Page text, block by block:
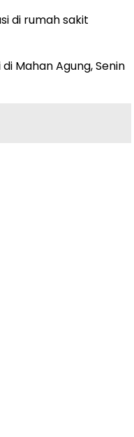
di rumah sakit
Mahan Agung, Senin